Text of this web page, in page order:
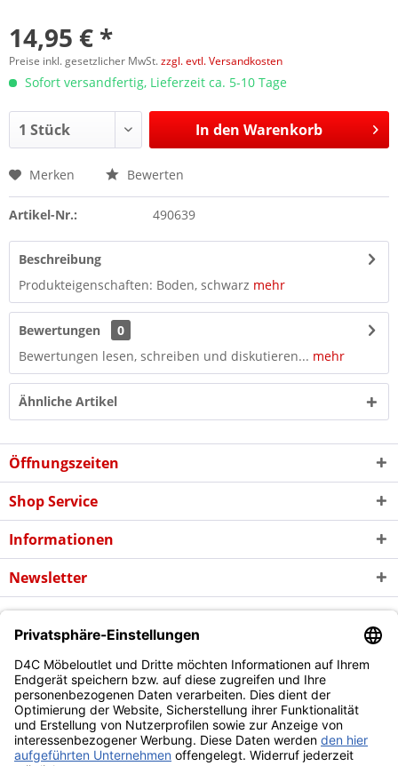
14,95 € *
Preise inkl. gesetzlicher MwSt.zzgl. evtl. Versandkosten
Sofort versandfertig, Lieferzeit ca. 5-10 Tage
In den Warenkorb
Merken Bewerten
Artikel-Nr.: 490639
Beschreibung
Produkteigenschaften: Boden, schwarz mehr
Bewertungen
0
Bewertungen lesen, schreiben und diskutieren... mehr
Ähnliche Artikel
Öffnungszeiten
Shop Service
Informationen
Newsletter
* Alle Preise inkl. gesetzl. Mehrwertsteuer zzgl. evtl.
und
ggf. Nachnahmegebühren, wenn nicht anders beschrieben
Copyright © d4c Möbel Outlet - Alle Rechte vorbehalten
Diese Website benutzt Cookies, die für den technischen Betrieb
der Website erforderlich sind und stets gesetzt werden.